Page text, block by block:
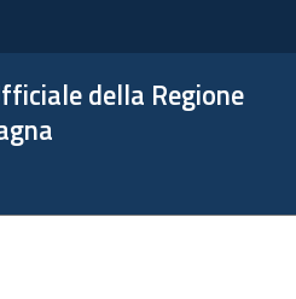
della Regione